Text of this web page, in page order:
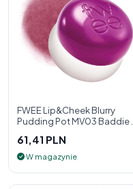
FWEE Lip&Cheek Blurry
Pudding Pot MV03 Baddie 5
policzk
61,41 PLN
W magazynie